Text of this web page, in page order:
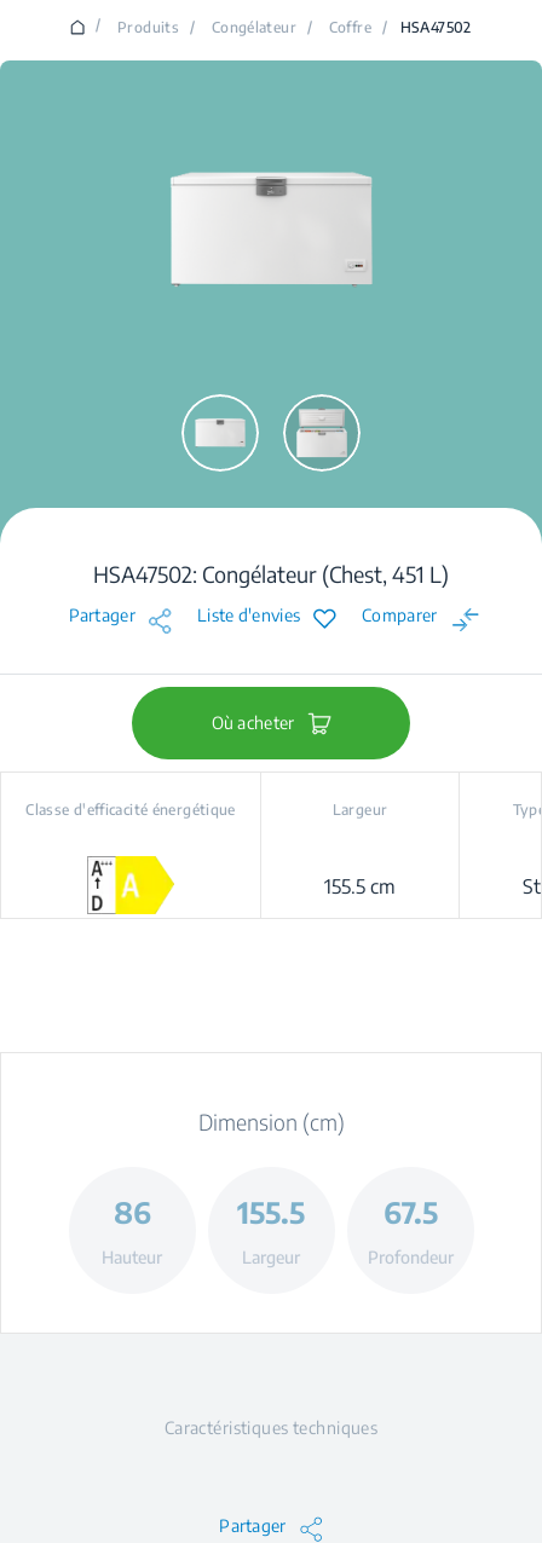
/ Produits / Congélateur / Coffre / HSA47502
HSA47502: Congélateur (Chest, 451 L)
Partager Liste d'envies Comparer
Où acheter
Classe d'efficacité énergétique Largeur
155.5 cm
Dimension (cm)
86
Hauteur
155.5
Largeur
67.5
Profondeur
Caractéristiques techniques
Partager